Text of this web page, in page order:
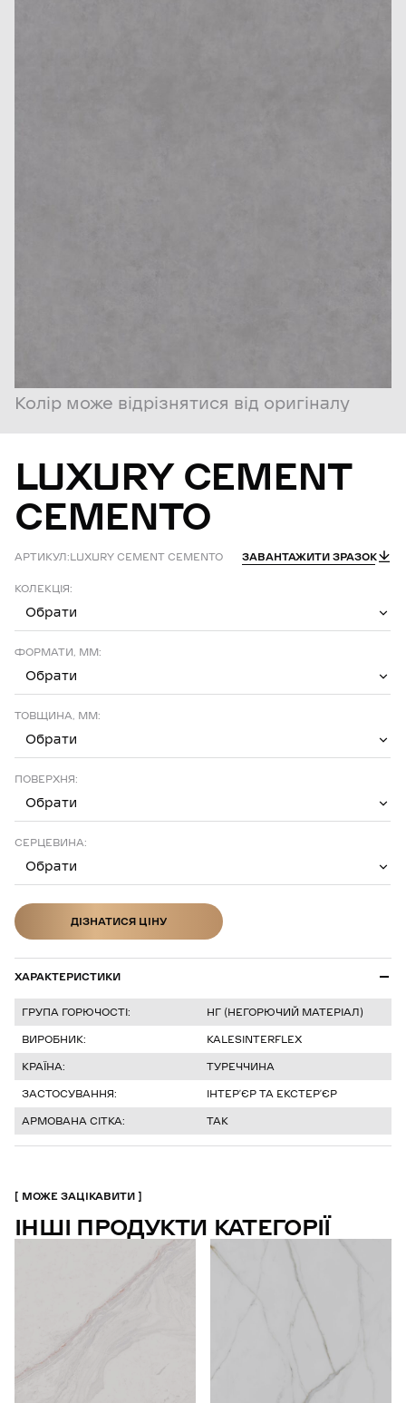
Колір може відрізнятися від оригіналу
LUXURY CEMENT
CEMENTO
АРТИКУЛ:LUXURY CEMENT CEMENTO ЗАВАНТАЖИТИ ЗРАЗОК
КОЛЕКЦІЯ:
Обрати
ФОРМАТИ, ММ:
Обрати
ТОВЩИНА, ММ:
Обрати
ПОВЕРХНЯ:
Обрати
СЕРЦЕВИНА:
Обрати
ДІЗНАТИСЯ ЦІНУ
ХАРАКТЕРИСТИКИ
ГРУПА ГОРЮЧОСТІ:
НГ (НЕГОРЮЧИЙ МАТЕРІАЛ)
ВИРОБНИК:
KALESINTERFLEX
КРАЇНА:
ТУРЕЧЧИНА
ЗАСТОСУВАННЯ:
ІНТЕРʼЄР ТА ЕКСТЕРʼЄР
АРМОВАНА СІТКА:
ТАК
МОЖЕ ЗАЦІКАВИТИ
ІНШІ ПРОДУКТИ КАТЕГОРІЇ